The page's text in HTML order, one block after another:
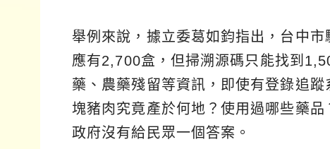
舉例來說，據立委葛如鈞指出，台中
應有2,700盒，但掃溯源碼只能找到
藥、農藥殘留等資訊，即使有登錄追
塊豬肉究竟產於何地？使用過哪些藥
政府沒有給民眾一個答案。